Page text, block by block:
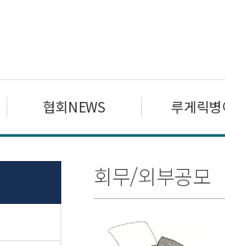
협회NEWS 루게릭
회무/외부공모